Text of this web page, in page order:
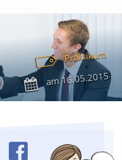
Praktikum
am16.05.2015